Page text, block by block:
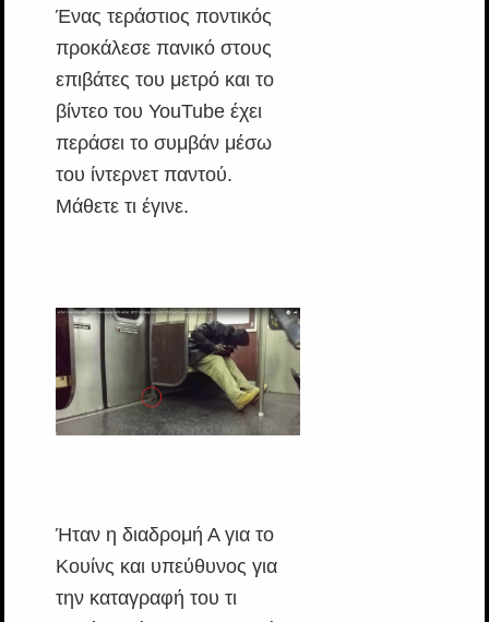
Ένας τεράστιος ποντικός
προκάλεσε πανικό στους
επιβάτες του μετρό και το
βίντεο του YouTube έχει
περάσει το συμβάν μέσω
του ίντερνετ παντού.
Μάθετε τι έγινε.
Ήταν η διαδρομή Α για το
Κουίνς και υπεύθυνος για
την καταγραφή του τι